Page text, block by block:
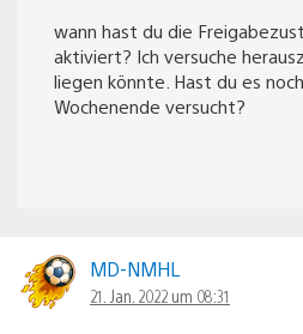
wann hast du die
aktiviert? Ich versuche
liegen könnte. Hast du es
Wochenende versucht?
MD-NMHL
21. Jan. 2022 um 08:31